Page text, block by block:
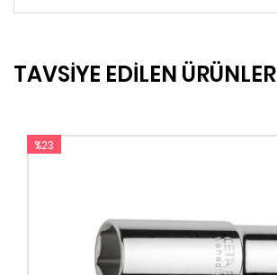
TAVSİYE EDİLEN ÜRÜNLER
%23